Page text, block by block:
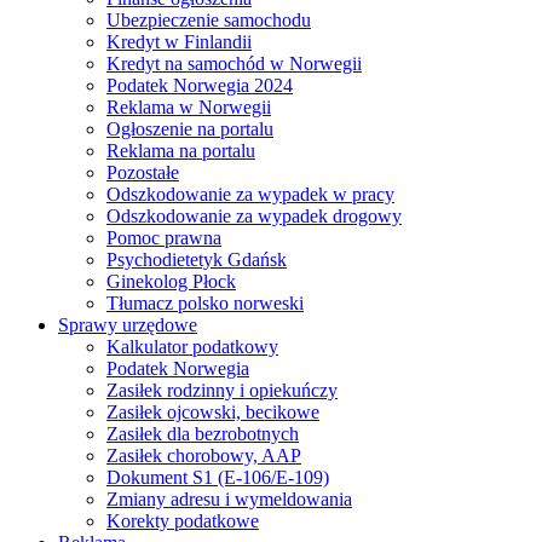
Ubezpieczenie samochodu
Kredyt w Finlandii
Kredyt na samochód w Norwegii
Podatek Norwegia 2024
Reklama w Norwegii
Ogłoszenie na portalu
Reklama na portalu
Pozostałe
Odszkodowanie za wypadek w pracy
Odszkodowanie za wypadek drogowy
Pomoc prawna
Psychodietetyk Gdańsk
Ginekolog Płock
Tłumacz polsko norweski
Sprawy urzędowe
Kalkulator podatkowy
Podatek Norwegia
Zasiłek rodzinny i opiekuńczy
Zasiłek ojcowski, becikowe
Zasiłek dla bezrobotnych
Zasiłek chorobowy, AAP
Dokument S1 (E-106/E-109)
Zmiany adresu i wymeldowania
Korekty podatkowe